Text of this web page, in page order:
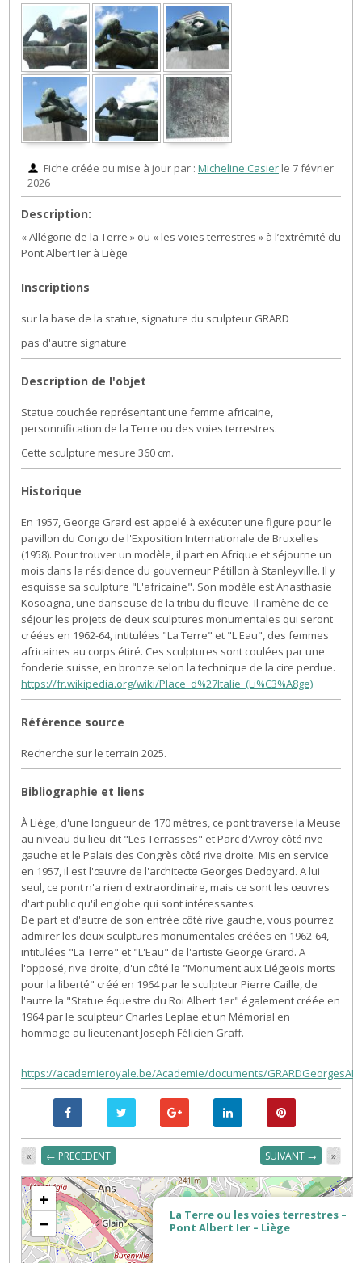
Fiche créée ou mise à jour par : Micheline Casier le 7 février
2026
Description:
« Allégorie de la Terre » ou « les voies terrestres » à l’extrémité du
Pont Albert Ier à Liège
Inscriptions
sur la base de la statue, signature du sculpteur GRARD
pas d'autre signature
Description de l'objet
Statue couchée représentant une femme africaine,
personnification de la Terre ou des voies terrestres.
Cette sculpture mesure 360 cm.
Historique
En 1957, George Grard est appelé à exécuter une figure pour le
pavillon du Congo de l'Exposition Internationale de Bruxelles
(1958). Pour trouver un modèle, il part en Afrique et séjourne un
mois dans la résidence du gouverneur Pétillon à Stanleyville. Il y
esquisse sa sculpture "L'africaine". Son modèle est Anasthasie
Kosoagna, une danseuse de la tribu du fleuve. Il ramène de ce
séjour les projets de deux sculptures monumentales qui seront
créées en 1962-64, intitulées "La Terre" et "L'Eau", des femmes
africaines au corps étiré. Ces sculptures sont coulées par une
fonderie suisse, en bronze selon la technique de la cire perdue.
https://fr.wikipedia.org/wiki/Place_d%27Italie_(Li%C3%A8ge)
Référence source
Recherche sur le terrain 2025.
Bibliographie et liens
À Liège, d'une longueur de 170 mètres, ce pont traverse la Meuse
au niveau du lieu-dit "Les Terrasses" et Parc d'Avroy côté rive
gauche et le Palais des Congrès côté rive droite. Mis en service
en 1957, il est l'œuvre de l'architecte Georges Dedoyard. A lui
seul, ce pont n'a rien d'extraordinaire, mais ce sont les œuvres
d'art public qu'il englobe qui sont intéressantes.
De part et d'autre de son entrée côté rive gauche, vous pourrez
admirer les deux sculptures monumentales créées en 1962-64,
intitulées "La Terre" et "L'Eau" de l'artiste George Grard. A
l'opposé, rive droite, d'un côté le "Monument aux Liégeois morts
pour la liberté" créé en 1964 par le sculpteur Pierre Caille, de
l'autre la "Statue équestre du Roi Albert 1er" également créée en
1964 par le sculpteur Charles Leplae et un Mémorial en
hommage au lieutenant Joseph Félicien Graff.
https://academieroyale.be/Academie/documents/
« ← PRECEDENT SUIVANT → »
La Terre ou les voies terrestres –
Pont Albert Ier – Liège
+
−